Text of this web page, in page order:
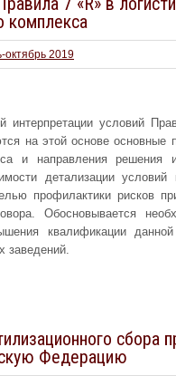
комплекса
октябрь 2019
интерпретации условий
на этой основе основные
и направления решения
детализации условий
профилактики рисков
Обосновывается
квалификации
заведений.
сбора
Федерацию